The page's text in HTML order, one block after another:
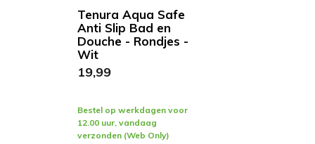
Tenura Aqua Safe
Anti Slip Bad en
Douche - Rondjes -
Wit
19,99
Bestel op werkdagen voor
12.00 uur, vandaag
verzonden (Web Only)